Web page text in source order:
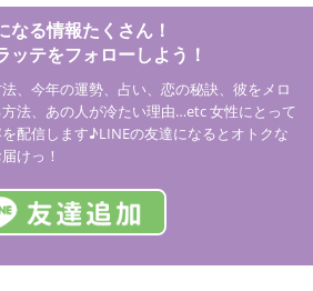
なる情報たくさん！
ッテをフォローしよう！
、今年の運勢、占い、恋の秘訣、彼をメロ
法、あの人が冷たい理由…etc 女性にとって
配信します♪LINEの友達になるとオトクな
けっ！